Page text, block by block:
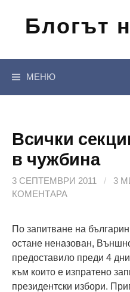
съдържанието
Блогът
МЕНЮ
Всички
в чужбина
3 СЕПТЕМВРИ 2011 / 3
КОМЕНТАРА
По запитване на
остане неназован,
предоставило преди 4
към които е изпратено
президентски избори.